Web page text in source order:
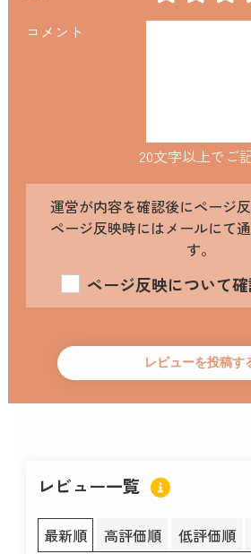
コメント
20文字以上でご
運営が内容を確認後にページ反
ページ反映時にはメールにて
す。
ページ反映について確
レビュー一覧
最新順 高評価順 低評価順